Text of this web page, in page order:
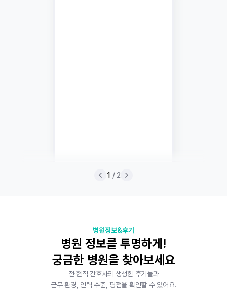
1 / 2
병원정보&후기
병원 정보를 투명하게!
궁금한 병원을 찾아보세요
전·현직 간호사의 생생한 후기들과
근무 환경, 인력 수준, 평점을 확인할 수 있어요.